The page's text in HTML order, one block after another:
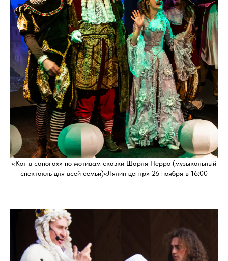
«Кот в сапогах» по мотивам сказки Шарля Перро (музыкальный
спектакль для всей семьи)«Лялин центр» 26 ноября в 16:00